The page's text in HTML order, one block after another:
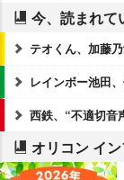
今、読まれて
テオくん、加藤
レインボー池田
西鉄、“不適切音
オリコン イ